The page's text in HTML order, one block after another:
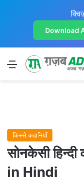
Download
Menu
किस्से कहानियाँ
सोनकेसी
in Hindi